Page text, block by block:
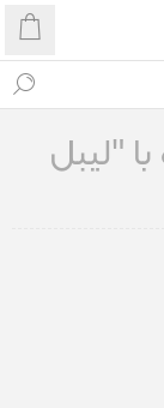
"لیبل